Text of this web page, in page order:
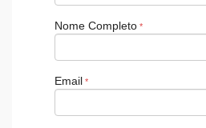
Automação Predial
Piscina Infantil
Bicicletário
Gás Central
Elevador
Solarium
Nome Completo
Email